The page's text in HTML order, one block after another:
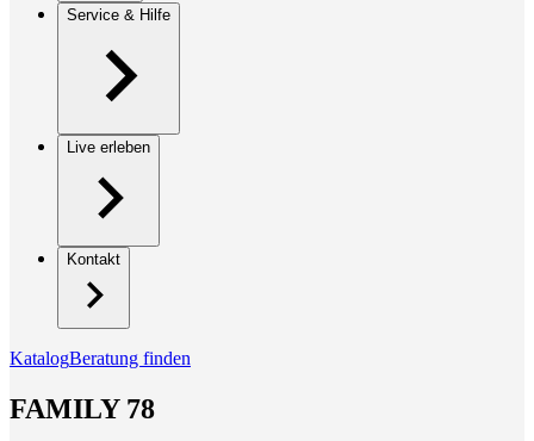
Service & Hilfe
Live erleben
Kontakt
KatalogBeratung finden
FAMILY 78